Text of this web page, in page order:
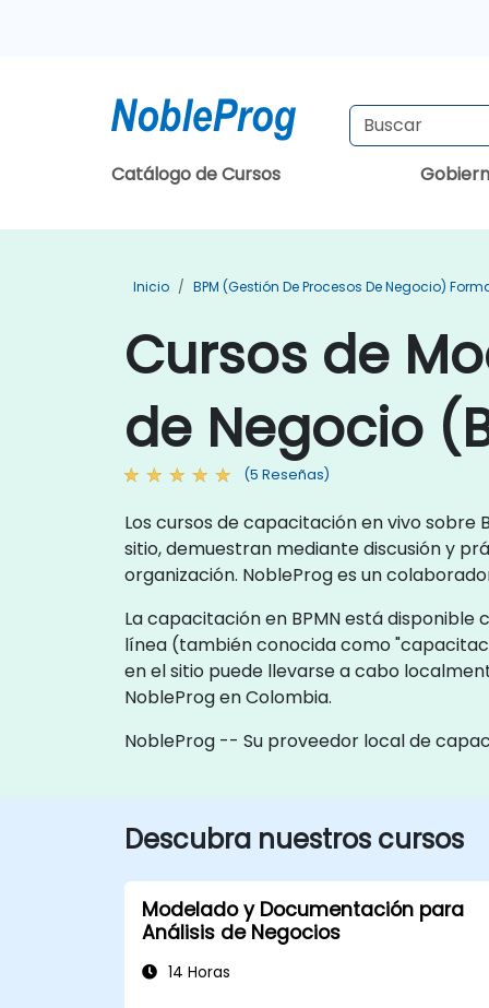
Catálogo de Cursos
Inicio BPM (Gestión De Procesos De Negocio)
Cursos de
de Negocio
(5 Reseñas)
Los cursos de capacitación en vivo sobre
sitio, demuestran mediante discusión y
organización. NobleProg es un
La capacitación en BPMN está
línea (también conocida como
en el sitio puede llevarse a cabo
NobleProg en Colombia.
NobleProg -- Su proveedor local de
Descubra nuestros cursos
Modelado y Documentación para
Análisis de Negocios
14 Horas